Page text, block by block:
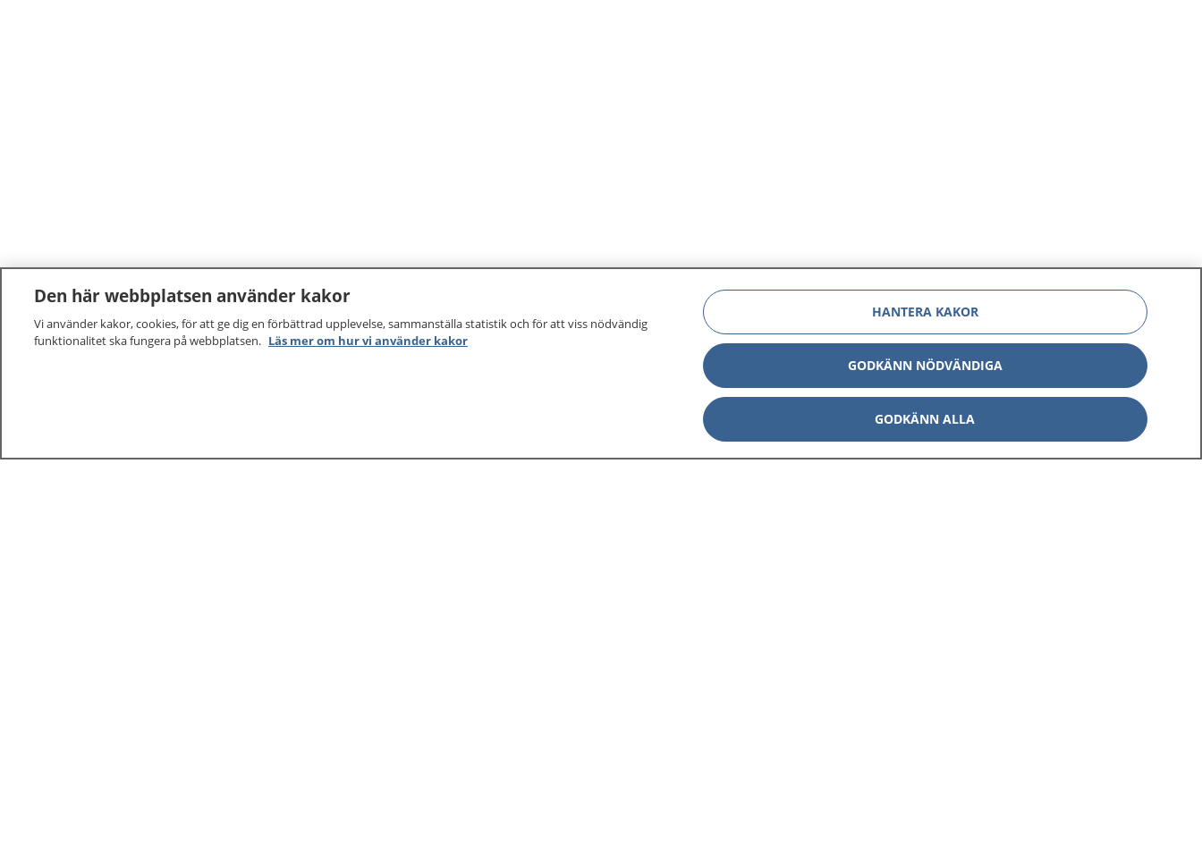
Den här webbplatsen använder kakor
Vi använder kakor, cookies, för att ge dig en förbättrad upplevelse, sammanställa statistik och för att viss nödvändig
funktionalitet ska fungera på webbplatsen. Läs mer om hur vi använder kakor
HANTERA KAKOR
GODKÄNN NÖDVÄNDIGA
GODKÄNN ALLA